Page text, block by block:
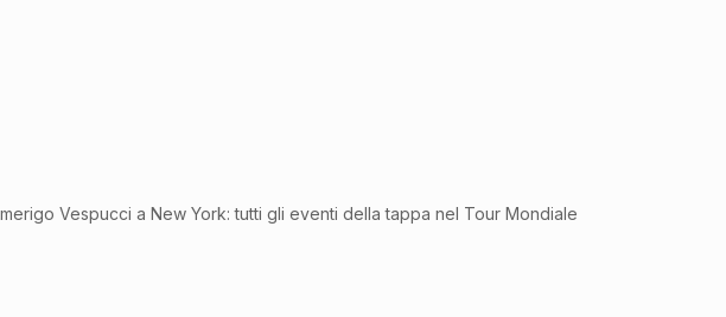
Vespucci a New York: tutti gli eventi della tappa nel Tour Mondiale